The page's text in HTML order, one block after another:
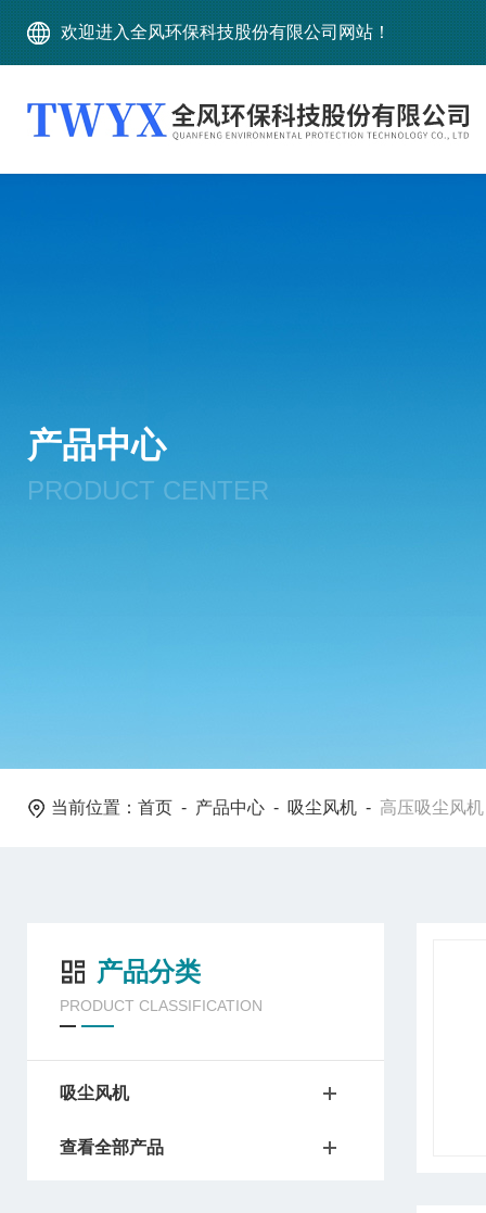
欢迎进入全风环保科技股份有限公司网站！
产品中心
PRODUCT CENTER
当前位置： 首页 - 产品中心 - 吸尘风机 - 高压吸尘风机
产品分类
PRODUCT CLASSIFICATION
吸尘风机
查看全部产品